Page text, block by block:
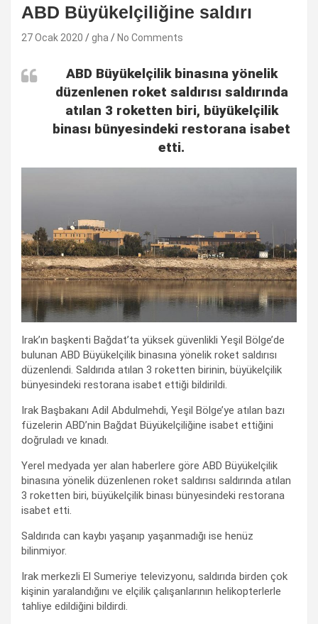
ABD Büyükelçiliğine saldırı
27 Ocak 2020 gha No Comments
ABD Büyükelçilik binasına yönelik
düzenlenen roket saldırısı saldırında
atılan 3 roketten biri, büyükelçilik
binası bünyesindeki restorana isabet
etti.
Irak’ın başkenti Bağdat’ta yüksek güvenlikli Yeşil Bölge’de
bulunan ABD Büyükelçilik binasına yönelik roket saldırısı
düzenlendi. Saldırıda atılan 3 roketten birinin, büyükelçilik
bünyesindeki restorana isabet ettiği bildirildi.
Irak Başbakanı Adil Abdulmehdi, Yeşil Bölge’ye atılan bazı
füzelerin ABD’nin Bağdat Büyükelçiliğine isabet ettiğini
doğruladı ve kınadı.
Yerel medyada yer alan haberlere göre ABD Büyükelçilik
binasına yönelik düzenlenen roket saldırısı saldırında atılan
3 roketten biri, büyükelçilik binası bünyesindeki restorana
isabet etti.
Saldırıda can kaybı yaşanıp yaşanmadığı ise henüz
bilinmiyor.
Irak merkezli El Sumeriye televizyonu, saldırıda birden çok
kişinin yaralandığını ve elçilik çalışanlarının helikopterlerle
tahliye edildiğini bildirdi.